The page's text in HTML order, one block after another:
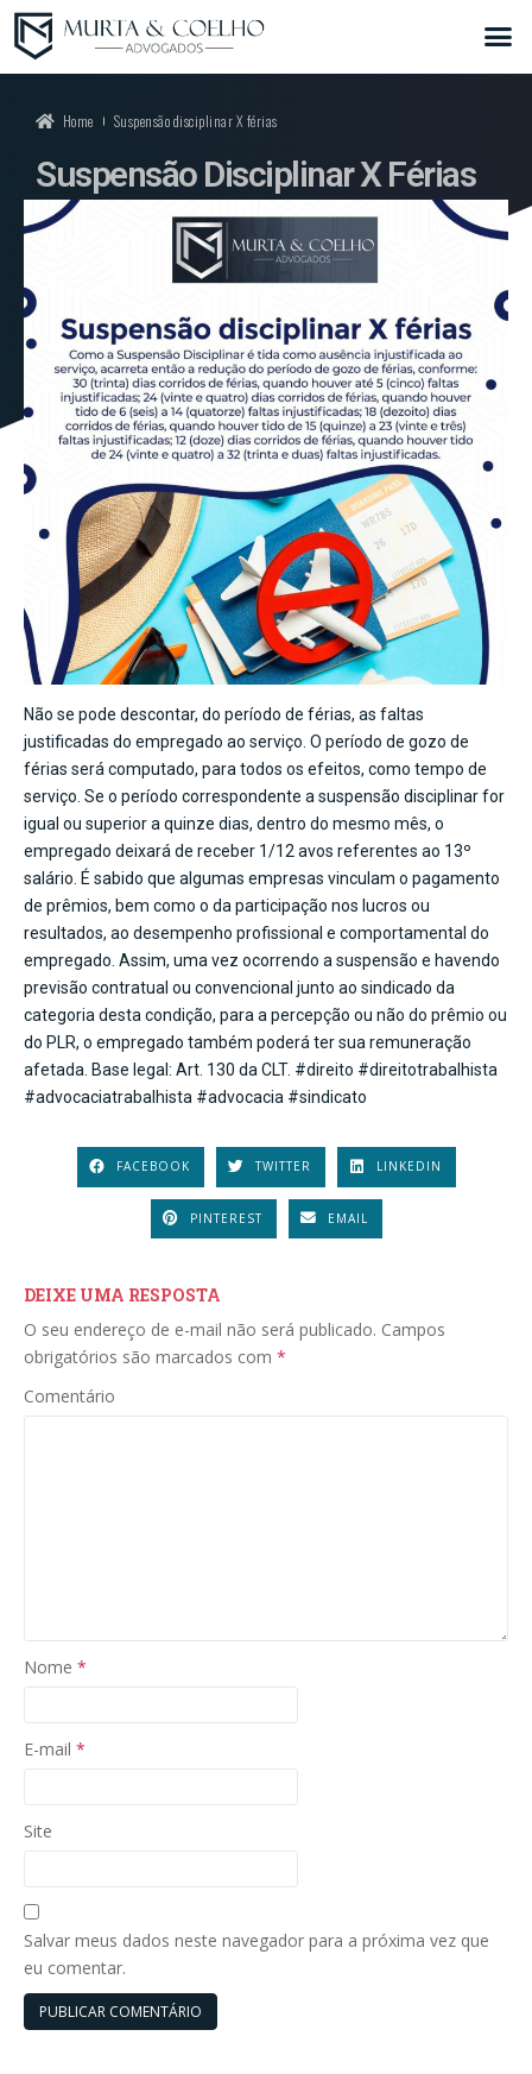
Home Suspensão disciplinar X férias
Suspensão Disciplinar X Férias
Não se pode descontar, do período de férias, as faltas
justificadas do empregado ao serviço. O período de gozo de
férias será computado, para todos os efeitos, como tempo de
serviço. Se o período correspondente a suspensão disciplinar for
igual ou superior a quinze dias, dentro do mesmo mês, o
empregado deixará de receber 1/12 avos referentes ao 13º
salário. É sabido que algumas empresas vinculam o pagamento
de prêmios, bem como o da participação nos lucros ou
resultados, ao desempenho profissional e comportamental do
empregado. Assim, uma vez ocorrendo a suspensão e havendo
previsão contratual ou convencional junto ao sindicado da
categoria desta condição, para a percepção ou não do prêmio ou
do PLR, o empregado também poderá ter sua remuneração
afetada. Base legal: Art. 130 da CLT. #direito #direitotrabalhista
#advocaciatrabalhista #advocacia #sindicato
FACEBOOK TWITTER LINKEDIN
PINTEREST EMAIL
DEIXE UMA RESPOSTA
O seu endereço de e-mail não será publicado. Campos
obrigatórios são marcados com *
Comentário
Nome *
E-mail *
Site
Salvar meus dados neste navegador para a próxima vez que
eu comentar.